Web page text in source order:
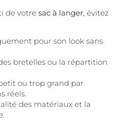
de votre sac à langer, évitez
pour son look sans
bretelles ou la répartition
ou trop grand par
réels.
des matériaux et la